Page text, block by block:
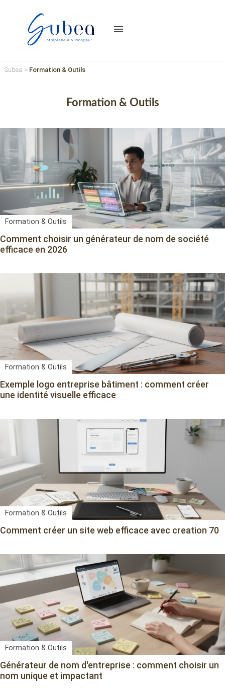
menu
Subea > Formation & Outils
Formation & Outils
Formation & Outils
Comment choisir un générateur de nom de société
efficace en 2026
Formation & Outils
Exemple logo entreprise bâtiment : comment créer
une identité visuelle efficace
Formation & Outils
Comment créer un site web efficace avec creation 70
Formation & Outils
Générateur de nom d'entreprise : comment choisir un
nom unique et impactant